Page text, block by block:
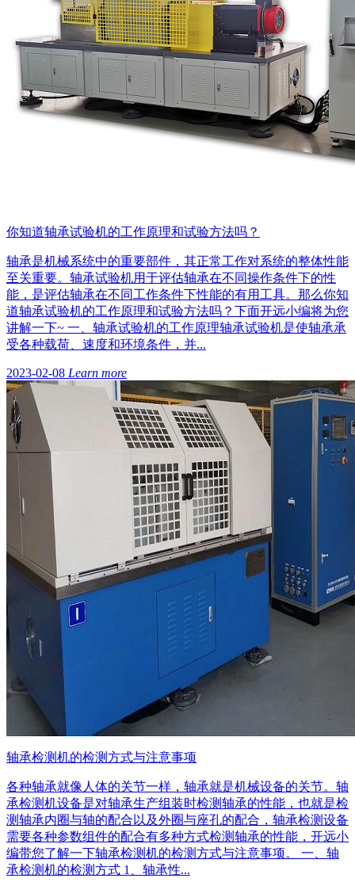
你知道轴承试验机的工作原理和试验方法吗？
轴承是机械系统中的重要部件，其正常工作对系统的整体性能
至关重要。轴承试验机用于评估轴承在不同操作条件下的性
能，是评估轴承在不同工作条件下性能的有用工具。那么你知
道轴承试验机的工作原理和试验方法吗？下面开远小编将为您
讲解一下~ 一、轴承试验机的工作原理轴承试验机是使轴承承
受各种载荷、速度和环境条件，并...
2023-02-08 Learn more
轴承检测机的检测方式与注意事项
各种轴承就像人体的关节一样，轴承就是机械设备的关节。轴
承检测机设备是对轴承生产组装时检测轴承的性能，也就是检
测轴承内圈与轴的配合以及外圈与座孔的配合，轴承检测设备
需要各种参数组件的配合有多种方式检测轴承的性能，开远小
编带您了解一下轴承检测机的检测方式与注意事项。 一、轴
承检测机的检测方式 1、轴承性...